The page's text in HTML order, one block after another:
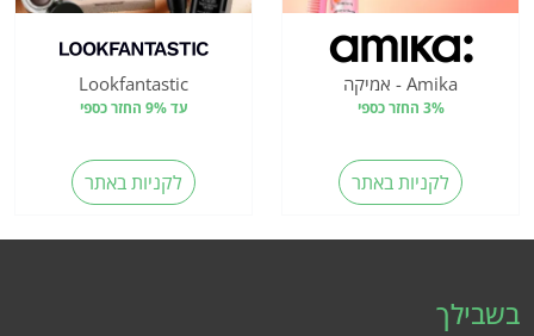
Amika - אמיקה
3% החזר כספי
לקניות באתר
Lookfantastic
עד 9% החזר כספי
לקניות באתר
בשבילך